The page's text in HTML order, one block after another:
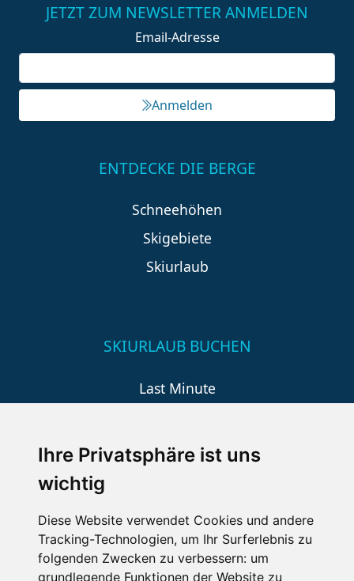
Ihre Privatsphäre ist uns
wichtig
Diese Website verwendet Cookies und andere
Tracking-Technologien, um Ihr Surferlebnis zu
folgenden Zwecken zu verbessern: um
grundlegende Funktionen der Website zu
JETZT ZUM NEWSLETTER ANMELDEN
Email-Adresse
Anmelden
ENTDECKE DIE BERGE
Schneehöhen
Skigebiete
Skiurlaub
SKIURLAUB BUCHEN
Last Minute
Wellness
SCHNEEHÖHEN SKI APP
Die Schneehoehen Ski APP für iOS und Android - Ein
Muss für alle Wintersportler und Schneefreaks!